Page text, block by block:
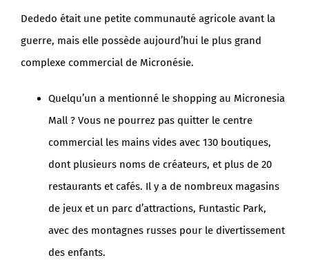
Dededo était une petite communauté agricole avant la
guerre, mais elle possède aujourd’hui le plus grand
complexe commercial de Micronésie.
Quelqu’un a mentionné le shopping au Micronesia
Mall ? Vous ne pourrez pas quitter le centre
commercial les mains vides avec 130 boutiques,
dont plusieurs noms de créateurs, et plus de 20
restaurants et cafés. Il y a de nombreux magasins
de jeux et un parc d’attractions, Funtastic Park,
avec des montagnes russes pour le divertissement
des enfants.